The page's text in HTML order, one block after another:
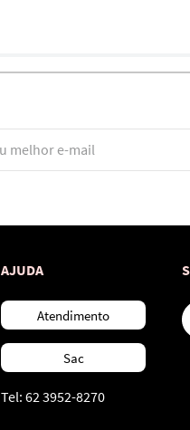
AJUDA
Atendimento
Sac
Tel: 62 3952-8270